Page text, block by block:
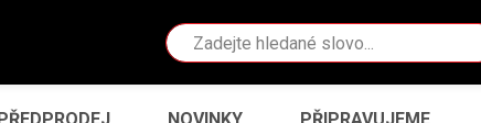
Vyhledávání